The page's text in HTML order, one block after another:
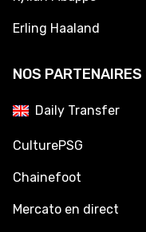
Erling Haaland
NOS PARTENAIRES
Daily Transfer
CulturePSG
Chainefoot
Mercato en direct